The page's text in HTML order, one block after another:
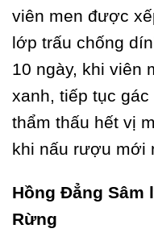
viên men được
lớp trấu chống
10 ngày, khi viên
xanh, tiếp tục
thẩm thấu hết vị
khi nấu rượu mới
Hồng Đẳng Sâm
Rừng